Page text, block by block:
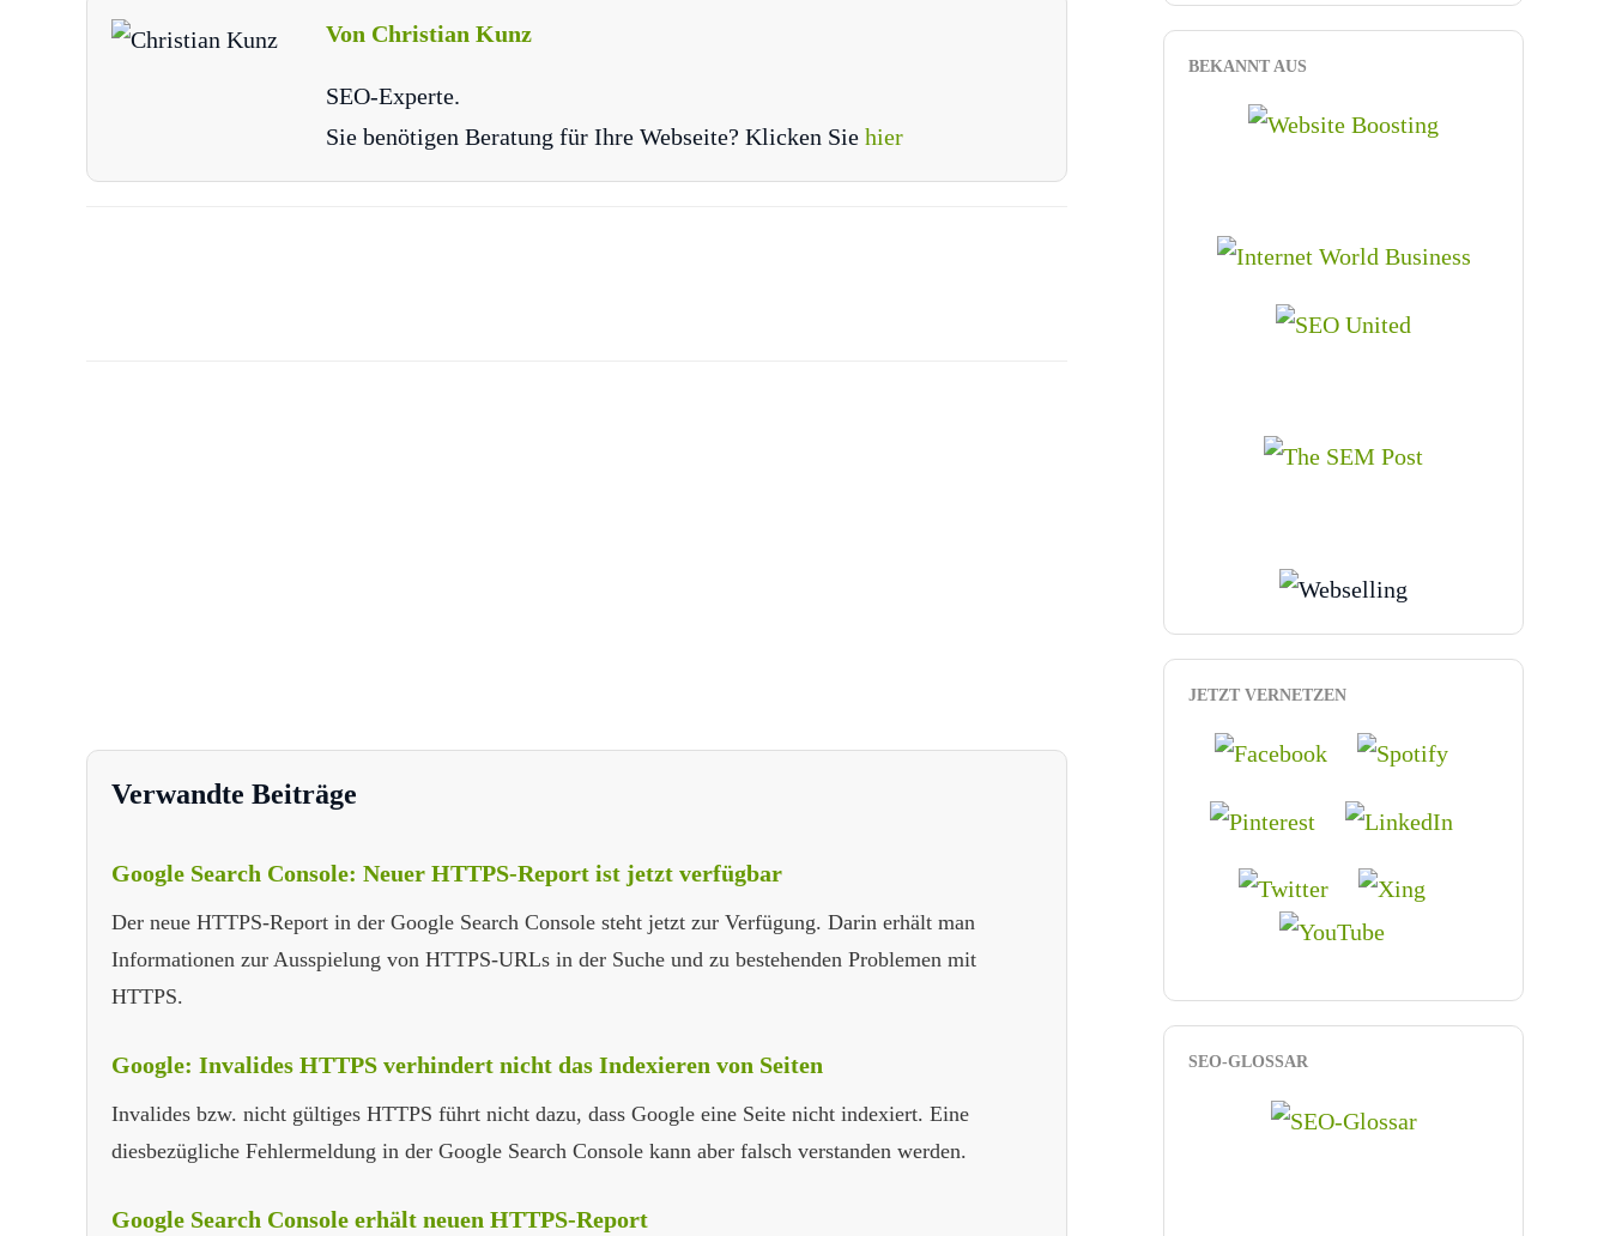
Von Christian Kunz
SEO-Experte.
Sie benötigen Beratung für Ihre Webseite? Klicken Sie hier
Verwandte Beiträge
Google Search Console: Neuer HTTPS-Report ist jetzt verfügbar
Der neue HTTPS-Report in der Google Search Console steht jetzt zur Verfügung. Darin erhält man
Informationen zur Ausspielung von HTTPS-URLs in der Suche und zu bestehenden Problemen mit
HTTPS.
Google: Invalides HTTPS verhindert nicht das Indexieren von Seiten
Invalides bzw. nicht gültiges HTTPS führt nicht dazu, dass Google eine Seite nicht indexiert. Eine
diesbezügliche Fehlermeldung in der Google Search Console kann aber falsch verstanden werden.
Google Search Console erhält neuen HTTPS-Report
BEKANNT AUS
JETZT VERNETZEN
SEO-GLOSSAR